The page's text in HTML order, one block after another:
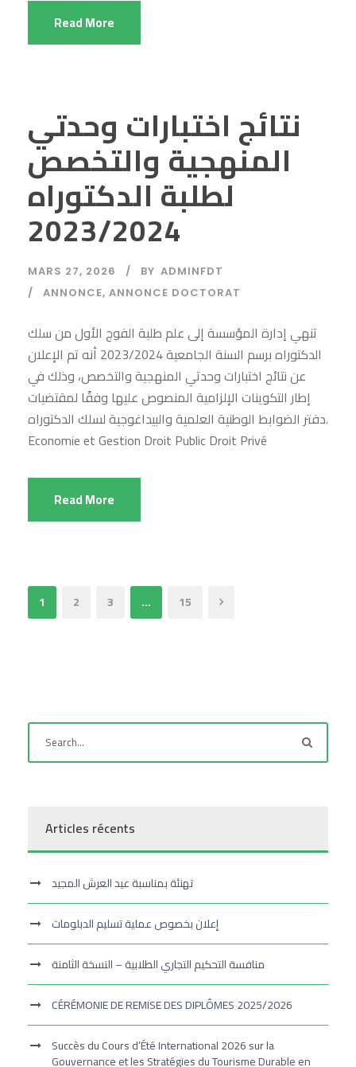
Read More
نتائج اختبارات وحدتي
المنهجية والتخصص
لطلبة الدكتوراه
2023/2024
MARS 27, 2026 BY ADMINFDT
ANNONCE, ANNONCE DOCTORAT
تنهي إدارة المؤسسة إلى علم طلبة الفوج الأول من سلك
الدكتوراه برسم السنة الجامعية 2023/2024 أنه تم الإعلان
عن نتائج اختبارات وحدتي المنهجية والتخصص، وذلك في
إطار التكوينات الإلزامية المنصوص عليها وفقًا لمقتضيات
دفتر الضوابط الوطنية العلمية والبيداغوجية لسلك الدكتوراه.
Economie et Gestion Droit Public Droit Privé
Read More
1 2 3 … 15
Articles récents
تهنئة بمناسبة عيد العرش المجيد
إعلان بخصوص عملية تسليم الدبلومات
منافسة التحكيم التجاري الطلابية – النسخة الثامنة
CÉRÉMONIE DE REMISE DES DIPLÔMES 2025/2026
Succès du Cours d’Été International 2026 sur la
Gouvernance et les Stratégies du Tourisme Durable en